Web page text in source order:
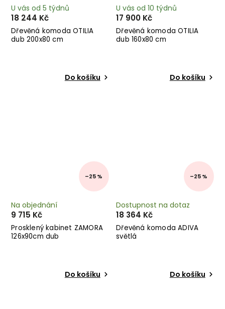
Dřevěná komoda OTILIA
dub 200x80 cm
U vás od 5 týdnů
18 244 Kč
Do košíku
Dřevěná komoda OTILIA
dub 160x80 cm
U vás od 10 týdnů
17 900 Kč
Do košíku
–25 %
Prosklený kabinet ZAMORA
126x90cm dub
Na objednání
9 715 Kč
Do košíku
–25 %
Dřevěná komoda ADIVA
světlá
Dostupnost na dotaz
18 364 Kč
Do košíku